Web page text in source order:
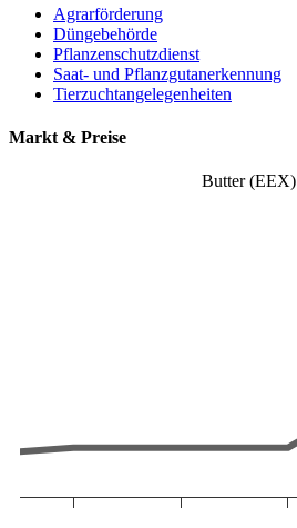
Agrarförderung
Düngebehörde
Pflanzenschutzdienst
Saat- und Pflanzgutanerkennung
Tierzuchtangelegenheiten
Markt & Preise
Butter (EEX)